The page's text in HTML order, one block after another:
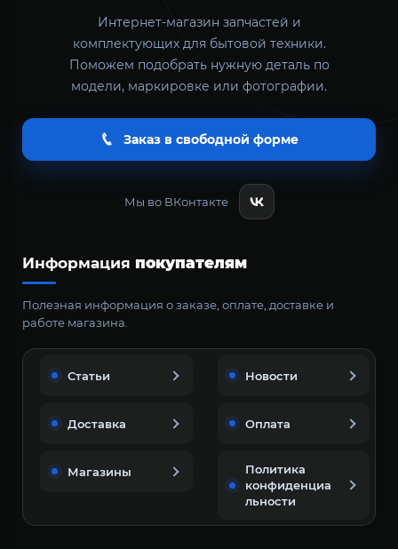
Интернет-магазин запчастей и
комплектующих для бытовой техники.
Поможем подобрать нужную деталь по
модели, маркировке или фотографии.
Заказ в свободной форме
Мы во ВКонтакте
Информация покупателям
Полезная информация о заказе, оплате, доставке и
работе магазина.
Статьи Новости
Доставка Оплата
Магазины
Политика
конфиденциа
льности